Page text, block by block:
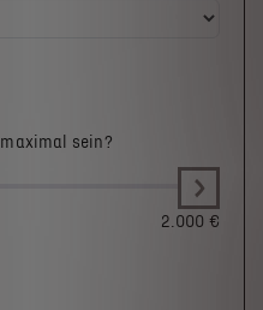
sein?
2.000 €